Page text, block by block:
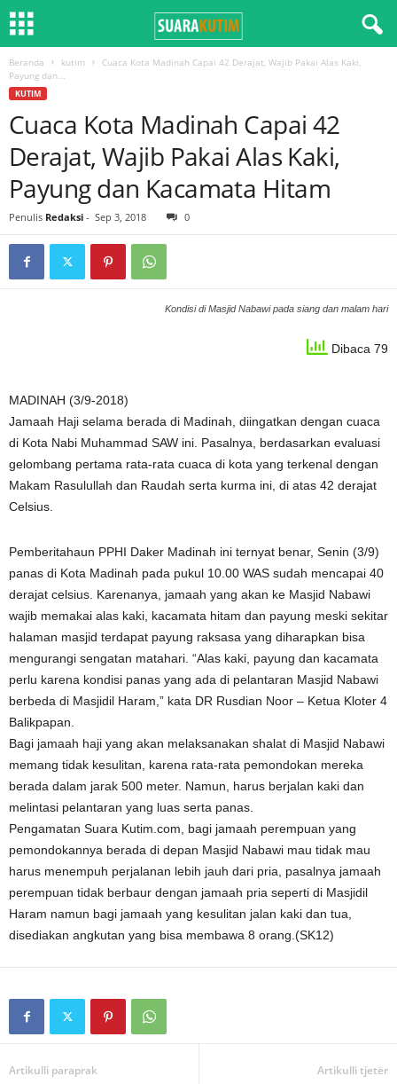
Beranda kutim
Cuaca Kota Madinah Capai 42 Derajat, Wajib Pakai Alas Kaki,
Payung dan...
KUTIM
Cuaca Kota Madinah Capai 42
Derajat, Wajib Pakai Alas Kaki,
Payung dan Kacamata Hitam
Penulis Redaksi - Sep 3, 2018 0
Kondisi di Masjid Nabawi pada siang dan malam hari
Dibaca 79
MADINAH (3/9-2018)
Jamaah Haji selama berada di Madinah, diingatkan dengan cuaca
di Kota Nabi Muhammad SAW ini. Pasalnya, berdasarkan evaluasi
gelombang pertama rata-rata cuaca di kota yang terkenal dengan
Makam Rasulullah dan Raudah serta kurma ini, di atas 42 derajat
Celsius.
Pemberitahaun PPHI Daker Madinah ini ternyat benar, Senin (3/9)
panas di Kota Madinah pada pukul 10.00 WAS sudah mencapai 40
derajat celsius. Karenanya, jamaah yang akan ke Masjid Nabawi
wajib memakai alas kaki, kacamata hitam dan payung meski sekitar
halaman masjid terdapat payung raksasa yang diharapkan bisa
mengurangi sengatan matahari. “Alas kaki, payung dan kacamata
perlu karena kondisi panas yang ada di pelantaran Masjid Nabawi
berbeda di Masjidil Haram,” kata DR Rusdian Noor – Ketua Kloter 4
Balikpapan.
Bagi jamaah haji yang akan melaksanakan shalat di Masjid Nabawi
memang tidak kesulitan, karena rata-rata pemondokan mereka
berada dalam jarak 500 meter. Namun, harus berjalan kaki dan
melintasi pelantaran yang luas serta panas.
Pengamatan Suara Kutim.com, bagi jamaah perempuan yang
pemondokannya berada di depan Masjid Nabawi mau tidak mau
harus menempuh perjalanan lebih jauh dari pria, pasalnya jamaah
perempuan tidak berbaur dengan jamaah pria seperti di Masjidil
Haram namun bagi jamaah yang kesulitan jalan kaki dan tua,
disediakan angkutan yang bisa membawa 8 orang.(SK12)
Artikulli paraprak Artikulli tjetër